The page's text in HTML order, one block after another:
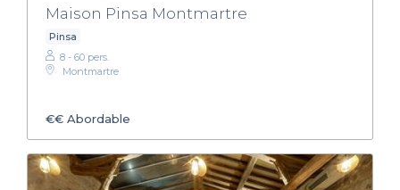
Maison Pinsa Montmartre
Pinsa
8 - 60 pers.
Montmartre
€€ Abordable